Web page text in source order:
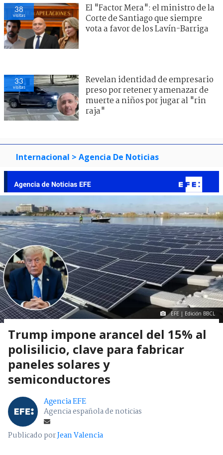
38
visitas
El "Factor Mera": el ministro de la
Corte de Santiago que siempre
vota a favor de los Lavín-Barriga
33
visitas
Revelan identidad de empresario
preso por retener y amenazar de
muerte a niños por jugar al "rin
raja"
Internacional > Agencia De Noticias
EFE | Edición BBCL
Trump impone arancel del 15% al
polisilicio, clave para fabricar
paneles solares y
semiconductores
Agencia EFE
Agencia española de noticias
Publicado porJean Valencia